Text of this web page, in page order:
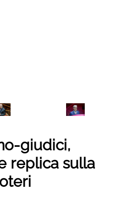
giudici,
replica sulla